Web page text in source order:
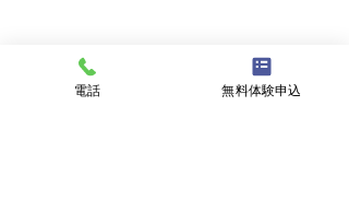
電話 無料体験申込